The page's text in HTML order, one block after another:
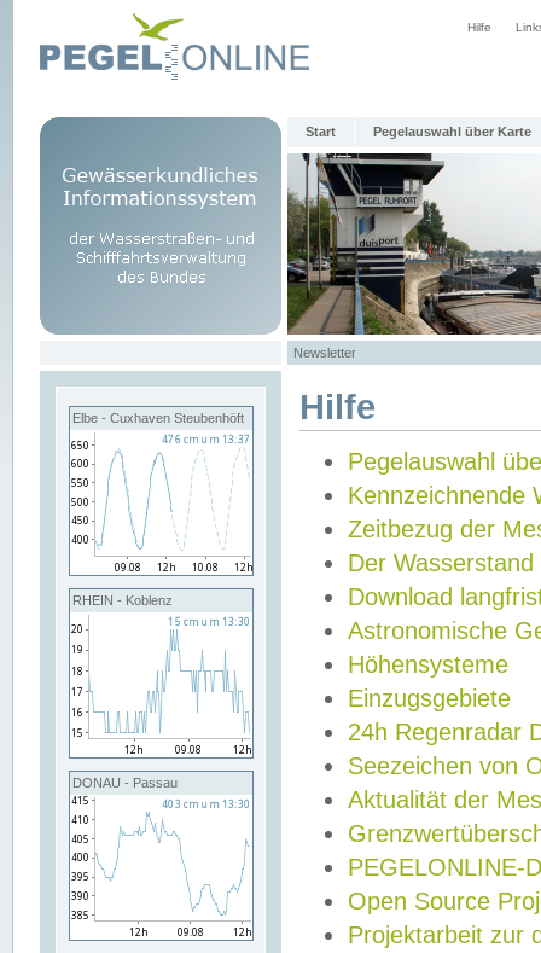
Hilfe
Start Pegelauswahl über Karte
Newsletter
Elbe - Cuxhaven Steubenhöft
RHEIN - Koblenz
DONAU - Passau
Hilfe
Pegelauswahl
Kennzeichnende
Zeitbezug der
Der Wasserstand
Download
Astronomische
Höhensysteme
Einzugsgebiete
24h Regenradar
Seezeichen von
Aktualität der
PEGELONLINE-
Open Source
Projektarbeit zur